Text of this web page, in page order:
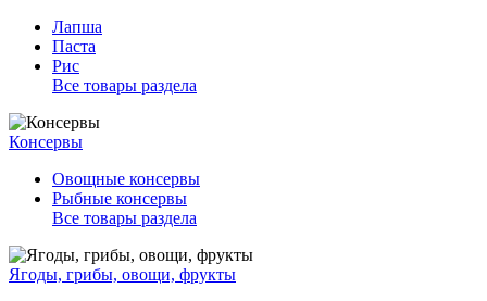
Лапша
Паста
Рис
Все товары раздела
Консервы
Овощные консервы
Рыбные консервы
Все товары раздела
Ягоды, грибы, овощи, фрукты